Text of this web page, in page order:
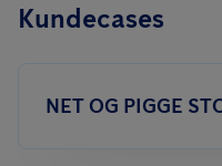
Kundecases
NET OG PIGGE